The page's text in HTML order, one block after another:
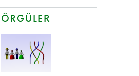
ÖRGÜLER